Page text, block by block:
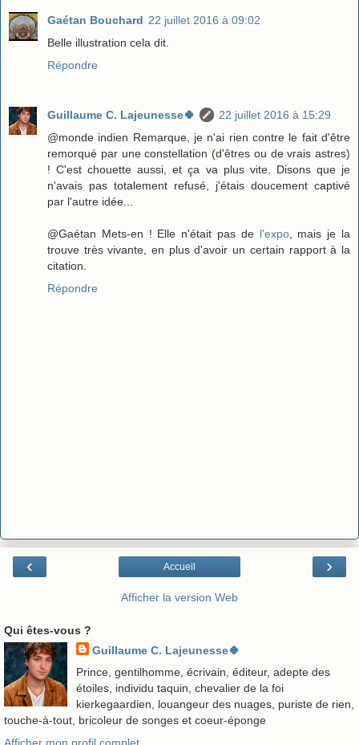
Gaétan Bouchard 22 juillet 2016 à 09:02
Belle illustration cela dit.
Répondre
Guillaume C. Lajeunesse🍀
22 juillet 2016 à 15:29
@monde indien Remarque, je n'ai rien contre le fait d'être
remorqué par une constellation (d'êtres ou de vrais astres)
! C'est chouette aussi, et ça va plus vite. Disons que je
n'avais pas totalement refusé, j'étais doucement captivé
par l'autre idée...
@Gaétan Mets-en ! Elle n'était pas de l'expo, mais je la
trouve très vivante, en plus d'avoir un certain rapport à la
citation.
Répondre
‹ ›
Accueil
Afficher la version Web
Qui êtes-vous ?
Guillaume C. Lajeunesse🍀
Prince, gentilhomme, écrivain, éditeur, adepte des
étoiles, individu taquin, chevalier de la foi
kierkegaardien, louangeur des nuages, puriste de rien,
touche-à-tout, bricoleur de songes et coeur-éponge
Afficher mon profil complet